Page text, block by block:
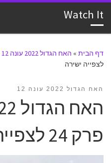
Watch It
דף הבית » האח הגדול 2022 עונה 12
לצפייה ישירה
האח הגדול 2022 עונה 12
פרק 24 לצפייה ישירה